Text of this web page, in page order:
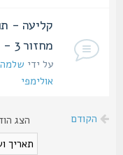
קליעה -
מחזור 3 - 22.1.2011
על ידישלמה
אולימפי
הקודם הצג